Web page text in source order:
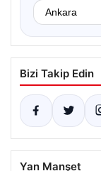
Bizi Takip Edin
Yan Manşet